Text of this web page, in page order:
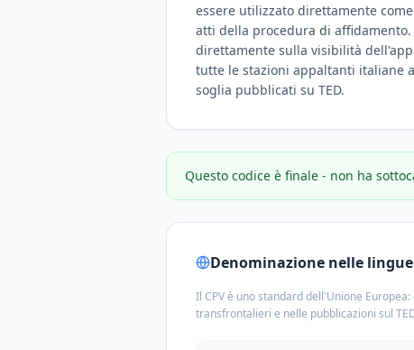
essere utilizzato direttamente
atti della procedura di affidamento.
direttamente sulla visibilità
tutte le stazioni appaltanti italiane
soglia pubblicati su TED.
Questo codice è finale - non ha
Denominazione nelle
Il CPV è uno standard dell'Unione
transfrontalieri e nelle pubblicazioni sul